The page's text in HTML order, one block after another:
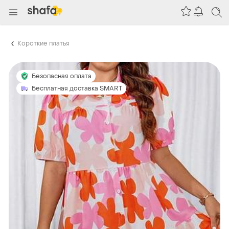
Короткие платья
Безопасная оплата
Бесплатная доставка SMART